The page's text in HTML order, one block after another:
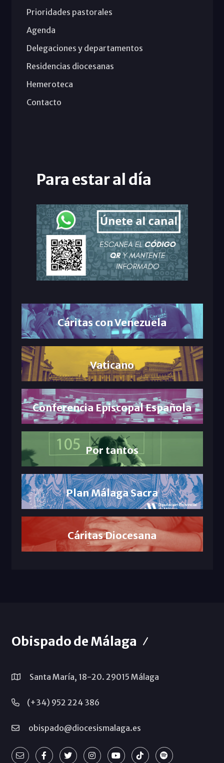
Prioridades pastorales
Agenda
Delegaciones y departamentos
Residencias diocesanas
Hemeroteca
Contacto
Para estar al día
Cáritas con Venezuela
Vaticano
Conferencia Episcopal Española
Por tantos
Plan Málaga Sacra
Cáritas Diocesana
Obispado de Málaga
Santa María, 18-20. 29015 Málaga
(+34) 952 224 386
obispado@diocesismalaga.es